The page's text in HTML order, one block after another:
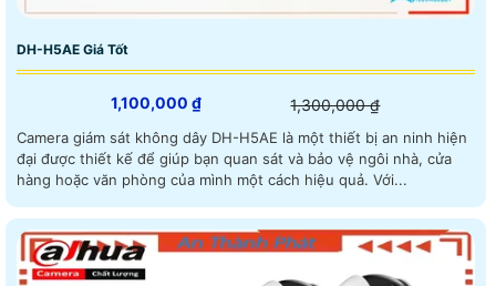
DH-H5AE Giá Tốt
1,100,000 ₫ 1,300,000 ₫
Camera giám sát không dây DH-H5AE là một thiết bị an ninh hiện
đại được thiết kế để giúp bạn quan sát và bảo vệ ngôi nhà, cửa
hàng hoặc văn phòng của mình một cách hiệu quả. Với...